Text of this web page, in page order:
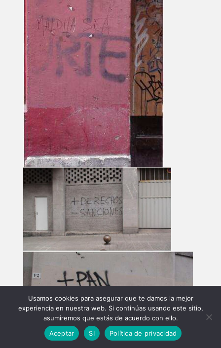
Usamos cookies para asegurar que te damos la mejor
experiencia en nuestra web. Si continúas usando este sitio,
asumiremos que estás de acuerdo con ello.
Aceptar
SI Política de privacidad